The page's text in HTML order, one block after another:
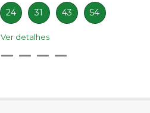
24 31 43 54
Ver detalhes